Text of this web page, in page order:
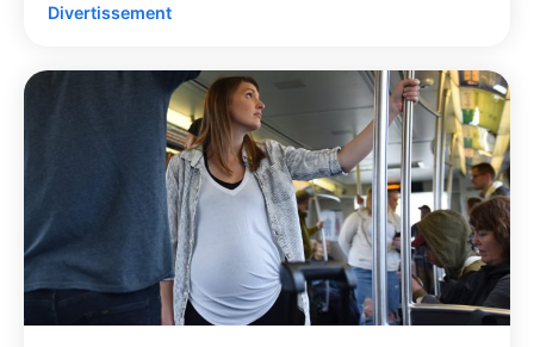
Divertissement